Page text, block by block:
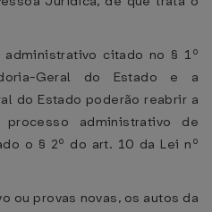
citado no § 1º
Geral do Estado e a
do Estado poderão reabrir a
administrativo de
o § 2º do art. 10 da Lei nº
ou provas novas, os autos da